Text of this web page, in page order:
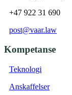
+47 922 31 690
post@vaar.law
Kompetanse
Teknologi
Anskaffelser